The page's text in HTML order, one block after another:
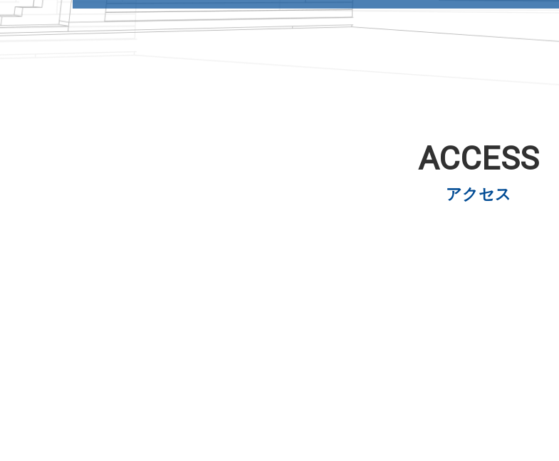
ACCESS
アクセス